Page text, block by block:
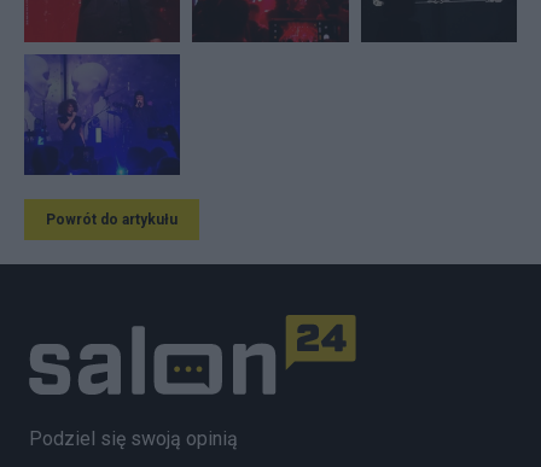
Powrót do artykułu
Podziel się swoją opinią